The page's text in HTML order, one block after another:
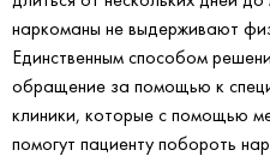
наркоманы не выдерживают
Единственным способом
обращение за помощью к
клиники, которые с помощью
помогут пациенту побороть